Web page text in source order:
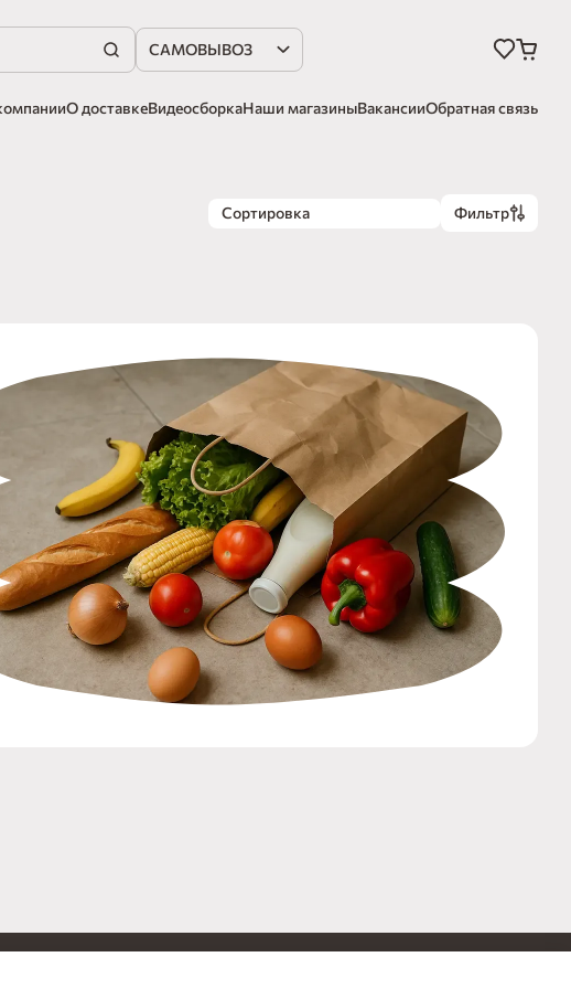
САМОВЫВОЗ
О доставкеВидеосборкаНаши магазиныВакансииОбратная связь
Сортировка Фильтр